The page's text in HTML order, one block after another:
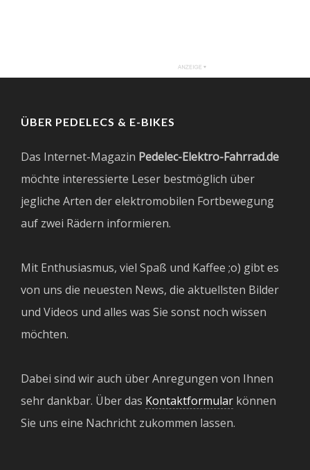
ÜBER PEDELECS & E-BIKES
Das Internet-Magazin Pedelec-Elektro-Fahrrad.de
möchte interessierte Leser bestmöglich über
jegliche Arten der elektromobilen Fortbewegung
auf zwei Rädern informieren.
Mit Enthusiasmus, viel Spaß und Kaffee ;o) gibt es
von uns die neuesten News, die aktuellsten Bilder
und Videos und alles was Sie sonst noch wissen
möchten.
Dabei sind wir auch über Anregungen von Ihnen
sehr dankbar. Über das Kontaktformular können
Sie uns eine Nachricht zukommen lassen.